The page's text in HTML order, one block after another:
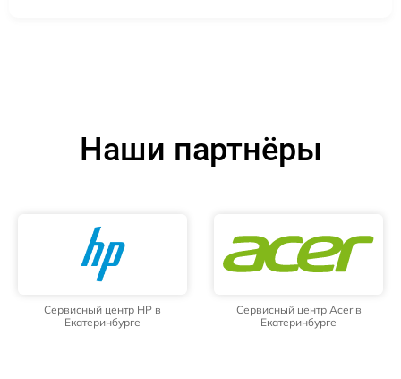
Наши партнёры
Сервисный центр HP в
Екатеринбурге
Сервисный центр Acer в
Екатеринбурге